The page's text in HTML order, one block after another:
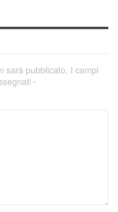
sarà pubblicato. I campi
*